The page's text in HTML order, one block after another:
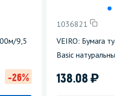
9,5
-26%
1036821
VEIRO: Бумага
Basic
138.08)